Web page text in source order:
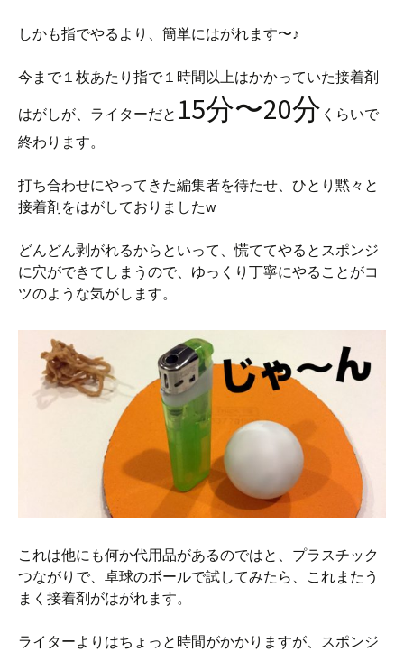
しかも指でやるより、簡単にはがれます〜♪
今まで１枚あたり指で１時間以上はかかっていた接着剤
はがしが、ライターだと 15分〜20分 くらいで
終わります。
打ち合わせにやってきた編集者を待たせ、ひとり黙々と
接着剤をはがしておりましたw
どんどん剥がれるからといって、慌ててやるとスポンジ
に穴ができてしまうので、ゆっくり丁寧にやることがコ
ツのような気がします。
これは他にも何か代用品があるのではと、プラスチック
つながりで、卓球のボールで試してみたら、これまたう
まく接着剤がはがれます。
ライターよりはちょっと時間がかかりますが、スポンジ